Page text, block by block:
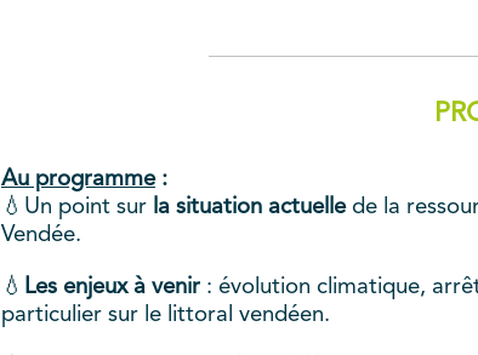
Au programme:
💧Un point sur la situation actuellede la
Vendée.
💧 Les enjeux à venir : évolution climatique,
particulier sur le littoral vendéen.